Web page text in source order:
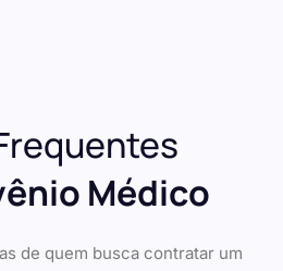
Médico
de quem busca contratar um